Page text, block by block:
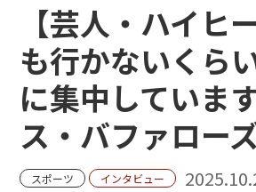
【芸人・ハイ
も行かないくら
に集中していま
ス・バファロー
スポーツ インタビュー